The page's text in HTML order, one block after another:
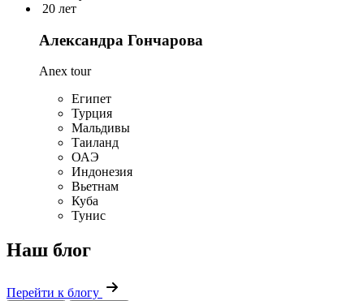
20 лет
Александра Гончарова
Anex tour
Египет
Турция
Мальдивы
Таиланд
ОАЭ
Индонезия
Вьетнам
Куба
Тунис
Наш блог
Перейти к блогу